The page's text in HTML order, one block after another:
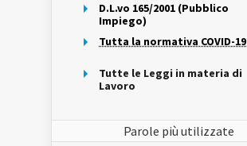
D.L.vo 165/2001 (Pubblico
Impiego)
Tutta la normativa COVID-19
Tutte le Leggi in materia di
Lavoro
Parole più utilizzate